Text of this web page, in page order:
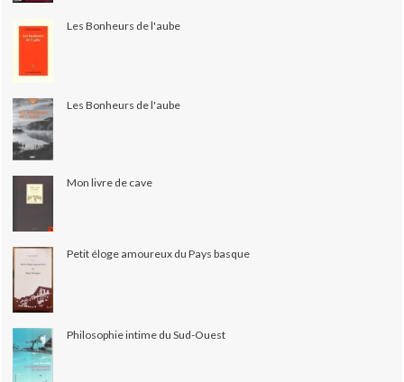
Les Bonheurs de l'aube
Les Bonheurs de l'aube
Mon livre de cave
Petit éloge amoureux du Pays basque
Philosophie intime du Sud-Ouest